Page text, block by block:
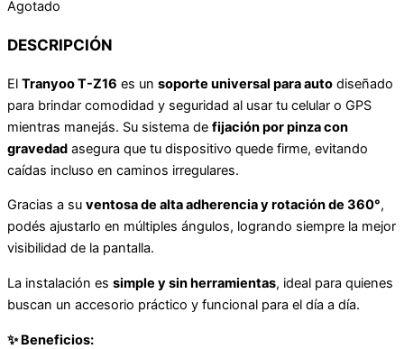
Agotado
DESCRIPCIÓN
El Tranyoo T-Z16 es un soporte universal para auto diseñado
para brindar comodidad y seguridad al usar tu celular o GPS
mientras manejás. Su sistema de fijación por pinza con
gravedad asegura que tu dispositivo quede firme, evitando
caídas incluso en caminos irregulares.
Gracias a su ventosa de alta adherencia y rotación de 360°,
podés ajustarlo en múltiples ángulos, logrando siempre la mejor
visibilidad de la pantalla.
La instalación es simple y sin herramientas, ideal para quienes
buscan un accesorio práctico y funcional para el día a día.
✨ Beneficios: